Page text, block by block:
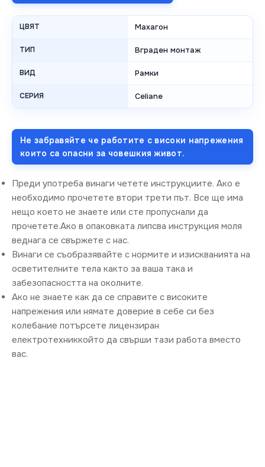
ЦВЯТ Махагон
ТИП Вграден монтаж
ВИД Рамки
СЕРИЯ Celiane
Не забравяйте че работите с високи напрежения
които са опасни за човешкия живот.
Преди употреба винаги четете инструкциите. Ако е
необходимо прочетете втори трети път. Все ще има
нещо което не знаете или сте пропуснали да
прочетете.Ако в опаковката липсва инструкция моля
веднага се свържете с нас.
Винаги се съобразявайте с нормите и изискванията на
осветителните тела както за ваша така и
забезопасността на околните.
Ако не знаете как да се справите с високите
напрежения или нямате доверие в себе си без
колебание потърсете лицензиран
електротехниккойто да свърши тази работа вместо
вас.